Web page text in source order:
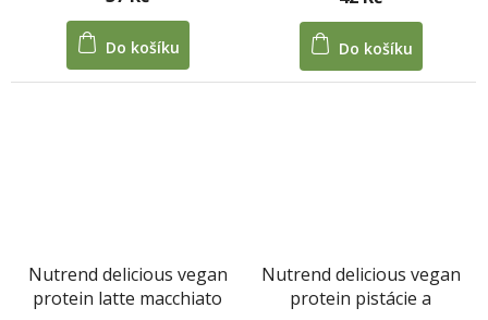
Do košíku Do košíku
Nutrend delicious vegan
protein latte macchiato
Nutrend delicious vegan
protein pistácie a